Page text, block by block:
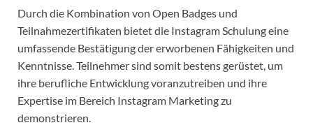
Durch die Kombination von Open Badges und
Teilnahmezertifikaten bietet die Instagram Schulung eine
umfassende Bestätigung der erworbenen Fähigkeiten und
Kenntnisse. Teilnehmer sind somit bestens gerüstet, um
ihre berufliche Entwicklung voranzutreiben und ihre
Expertise im Bereich Instagram Marketing zu
demonstrieren.